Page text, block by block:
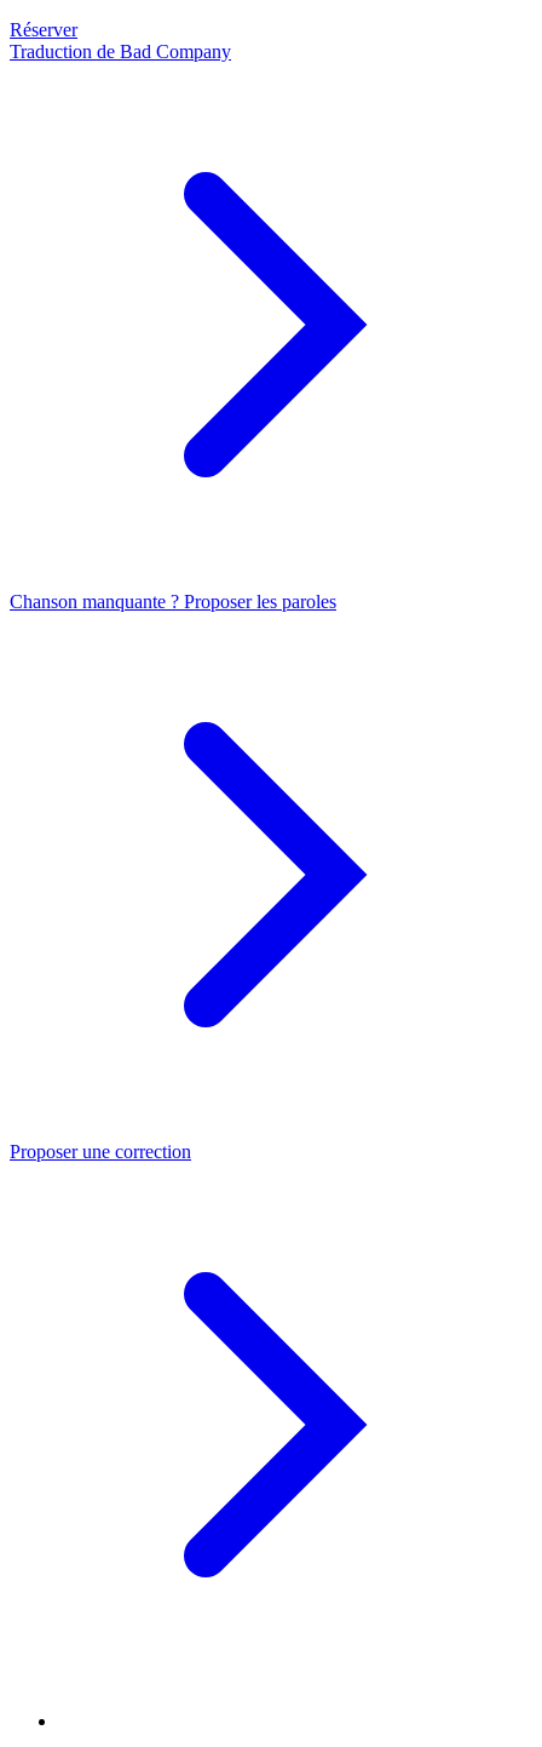
Réserver
Traduction de Bad Company
Chanson manquante ? Proposer les paroles
Proposer une correction